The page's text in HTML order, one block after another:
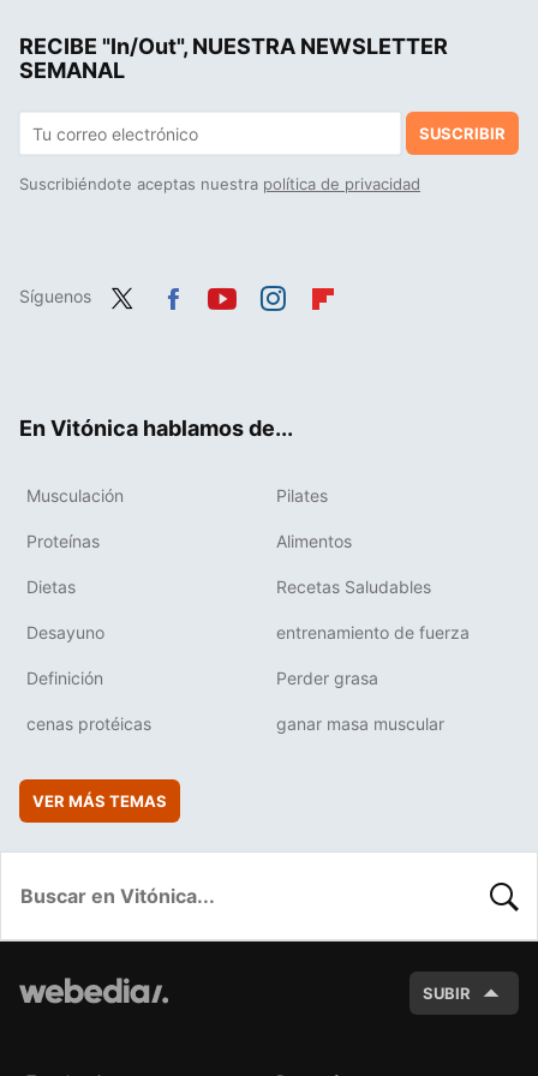
RECIBE "In/Out", NUESTRA NEWSLETTER
SEMANAL
SUSCRIBIR
Suscribiéndote aceptas nuestra política de privacidad
Síguenos
En Vitónica hablamos de...
Musculación Pilates
Proteínas Alimentos
Dietas Recetas Saludables
Desayuno entrenamiento de fuerza
Definición Perder grasa
cenas protéicas ganar masa muscular
VER MÁS TEMAS
SUBIR